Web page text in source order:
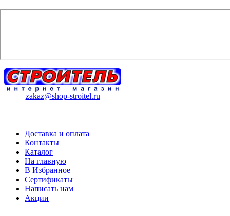
zakaz@shop-stroitel.ru
Доставка и оплата
Контакты
Каталог
На главную
В Избранное
Сертификаты
Написать нам
Акции